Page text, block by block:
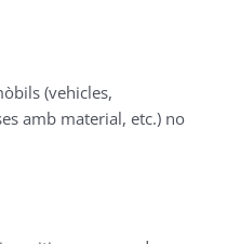
(vehicles,
amb material, etc.) no